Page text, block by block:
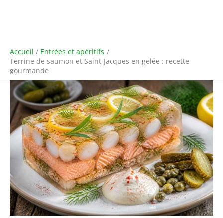
Accueil
Entrées et apéritifs
Terrine de saumon et Saint-Jacques en gelée : recette
gourmande